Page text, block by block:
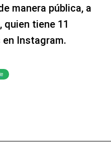
manera pública, a
quien tiene 11
Instagram.